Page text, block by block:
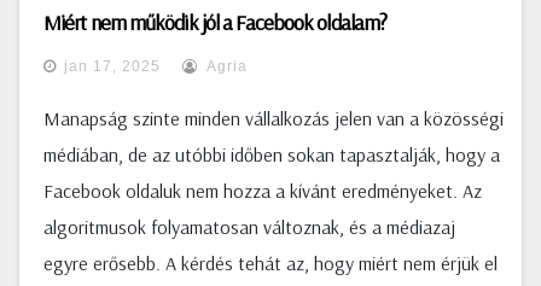
Miért nem működik jól a Facebook oldalam?
jan 17, 2025 Agria
Manapság szinte minden vállalkozás jelen van a közösségi
médiában, de az utóbbi időben sokan tapasztalják, hogy a
Facebook oldaluk nem hozza a kívánt eredményeket. Az
algoritmusok folyamatosan változnak, és a médiazaj
egyre erősebb. A kérdés tehát az, hogy miért nem érjük el